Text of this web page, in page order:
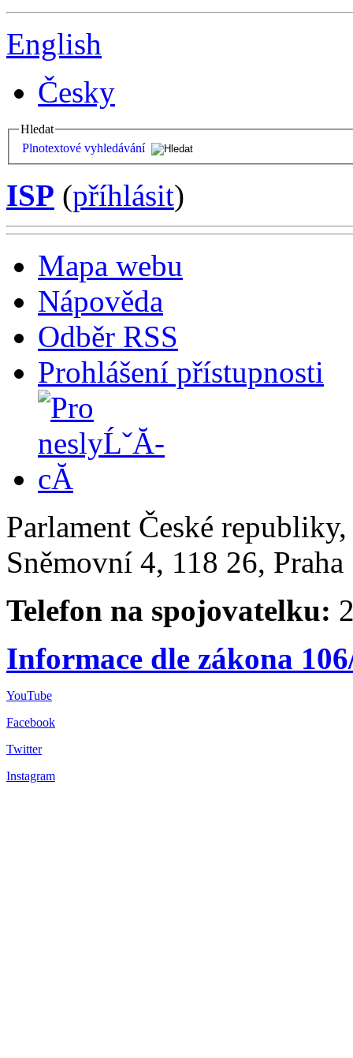
English
Česky
Hledat
Plnotextové vyhledávání
ISP (příhlásit)
Mapa webu
Nápověda
Odběr RSS
Prohlášení přístupnosti
Parlament České
Sněmovní 4, 118 26,
Telefon na spojovatelku:
Informace dle zákona
YouTube
Facebook
Twitter
Instagram